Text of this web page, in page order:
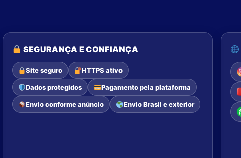
SEGURANÇA E CONFIANÇA
Site seguro HTTPS ativo
Dados protegidos Pagamento pela plataforma
Envio conforme anúncio Envio Brasil e exterior